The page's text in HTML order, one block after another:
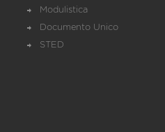
Modulistica
Documento Unico
STED